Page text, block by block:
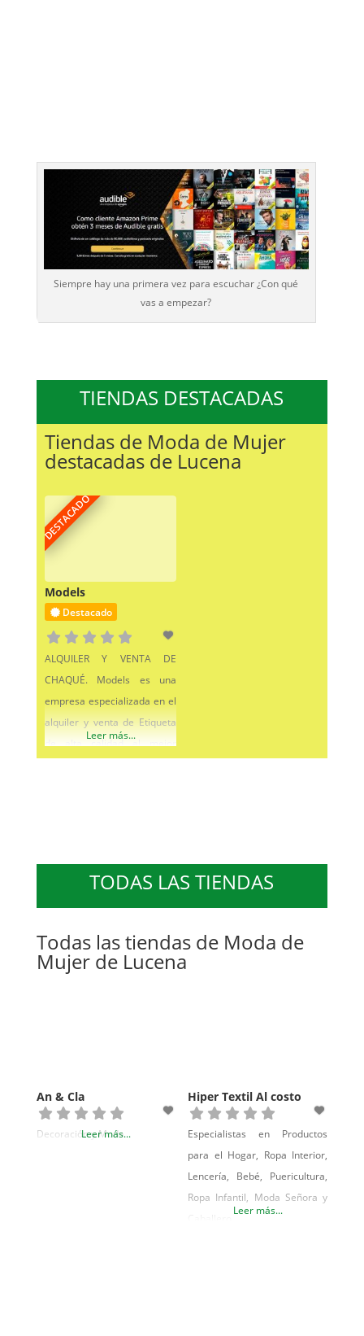
Siempre hay una primera vez para escuchar ¿Con qué
vas a empezar?
TIENDAS DESTACADAS
Tiendas de Moda de Mujer
destacadas de Lucena
DESTACADO
Models
Destacado
ALQUILER Y VENTA DE
CHAQUÉ. Models es una
empresa especializada en el
alquiler y venta de Etiqueta
de alta calidad al mejor
supone alquilar un traje de
etiqueta, por eso nos
volcamos en que ese
proceso
Leer más...
TODAS LAS TIENDAS
Todas las tiendas de Moda de
Mujer de Lucena
An & Cla
Decoración y Moda
Leer más...
Hiper Textil Al costo
Especialistas en Productos
para el Hogar, Ropa Interior,
Lencería, Bebé, Puericultura,
Ropa Infantil, Moda Señora y
Leer más...